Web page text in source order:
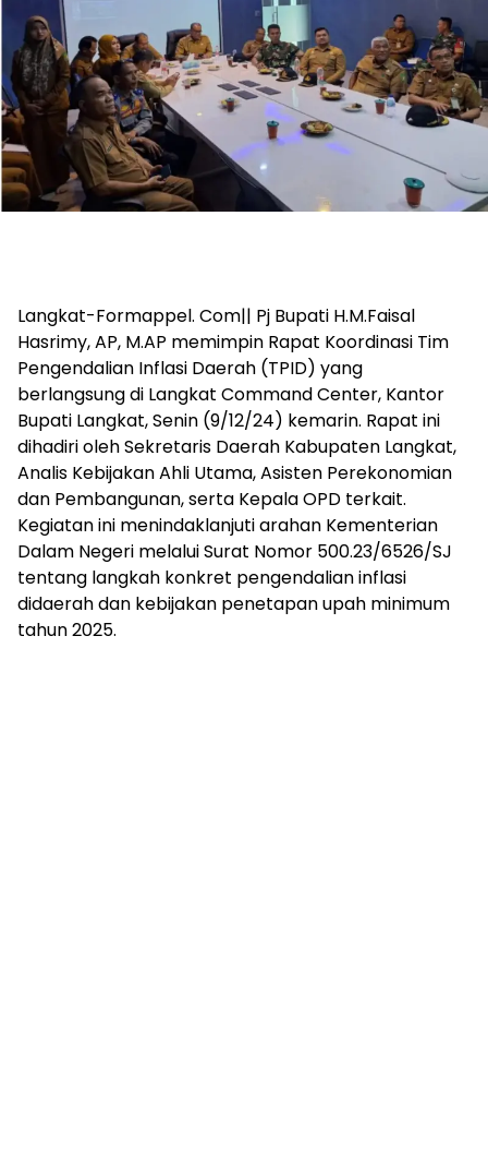
Langkat-Formappel. Com|| Pj Bupati H.M.Faisal
Hasrimy, AP, M.AP memimpin Rapat Koordinasi Tim
Pengendalian Inflasi Daerah (TPID) yang
berlangsung di Langkat Command Center, Kantor
Bupati Langkat, Senin (9/12/24) kemarin. Rapat ini
dihadiri oleh Sekretaris Daerah Kabupaten Langkat,
Analis Kebijakan Ahli Utama, Asisten Perekonomian
dan Pembangunan, serta Kepala OPD terkait.
Kegiatan ini menindaklanjuti arahan Kementerian
Dalam Negeri melalui Surat Nomor 500.23/6526/SJ
tentang langkah konkret pengendalian inflasi
didaerah dan kebijakan penetapan upah minimum
tahun 2025.